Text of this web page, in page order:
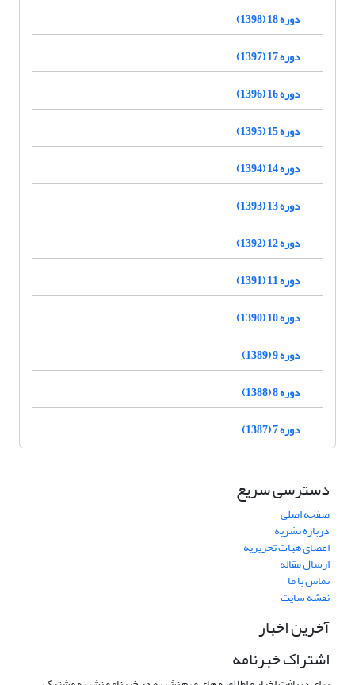
دوره 18 (1398)
دوره 17 (1397)
دوره 16 (1396)
دوره 15 (1395)
دوره 14 (1394)
دوره 13 (1393)
دوره 12 (1392)
دوره 11 (1391)
دوره 10 (1390)
دوره 9 (1389)
دوره 8 (1388)
دوره 7 (1387)
دسترسی سریع
صفحه اصلی
درباره نشریه
اعضای هیات تحریریه
ارسال مقاله
تماس با ما
نقشه سایت
آخرین اخبار
اشتراک خبرنامه